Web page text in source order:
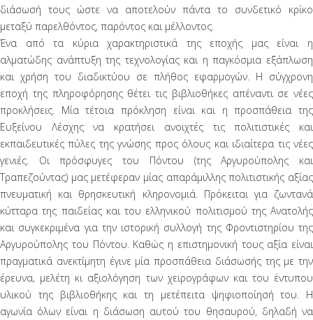
διάσωσή τους ώστε να αποτελούν πάντα το συνδετικό κρίκο
μεταξύ παρελθόντος, παρόντος και μέλλοντος.
Ένα από τα κύρια χαρακτηριστικά της εποχής μας είναι η
αλματώδης ανάπτυξη της τεχνολογίας και η παγκόσμια εξάπλωση
και χρήση του διαδικτύου σε πλήθος εφαρμογών. Η σύγχρονη
εποχή της πληροφόρησης θέτει τις βιβλιοθήκες απέναντι σε νέες
προκλήσεις. Μία τέτοια πρόκληση είναι και η προσπάθεια της
Ευξείνου Λέσχης να κρατήσει ανοιχτές τις πολιτιστικές και
εκπαιδευτικές πύλες της γνώσης προς όλους και ιδιαίτερα τις νέες
γενιές. Οι πρόσφυγες του Πόντου (της Αργυρούπολης και
Τραπεζούντας) μας μετέφεραν μίας απαράμιλλης πολιτιστικής αξίας
πνευματική και θρησκευτική κληρονομιά. Πρόκειται για ζωντανά
κύτταρα της παιδείας και του ελληνικού πολιτισμού της Ανατολής
και συγκεκριμένα για την ιστορική συλλογή της Φροντιστηρίου της
Αργυρούπολης του Πόντου. Καθώς η επιστημονική τους αξία είναι
πραγματικά ανεκτίμητη έγινε μία προσπάθεια διάσωσής της με την
έρευνα, μελέτη κι αξιολόγηση των χειρογράφων και του έντυπου
υλικού της βιβλιοθήκης και τη μετέπειτα ψηφιοποίησή του. Η
αγωνία όλων είναι η διάσωση αυτού του θησαυρού, δηλαδή να